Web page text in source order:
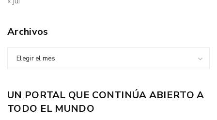
Archivos
Elegir el mes
UN PORTAL QUE CONTINÚA ABIERTO A
TODO EL MUNDO